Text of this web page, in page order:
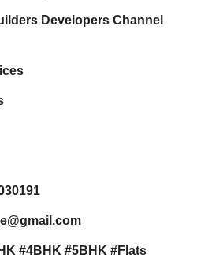
Developers Channel
#4BHK #5BHK #Flats